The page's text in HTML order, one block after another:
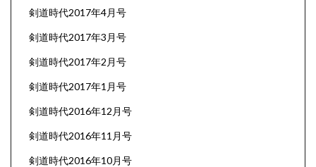
剣道時代2017年4月号
剣道時代2017年3月号
剣道時代2017年2月号
剣道時代2017年1月号
剣道時代2016年12月号
剣道時代2016年11月号
剣道時代2016年10月号